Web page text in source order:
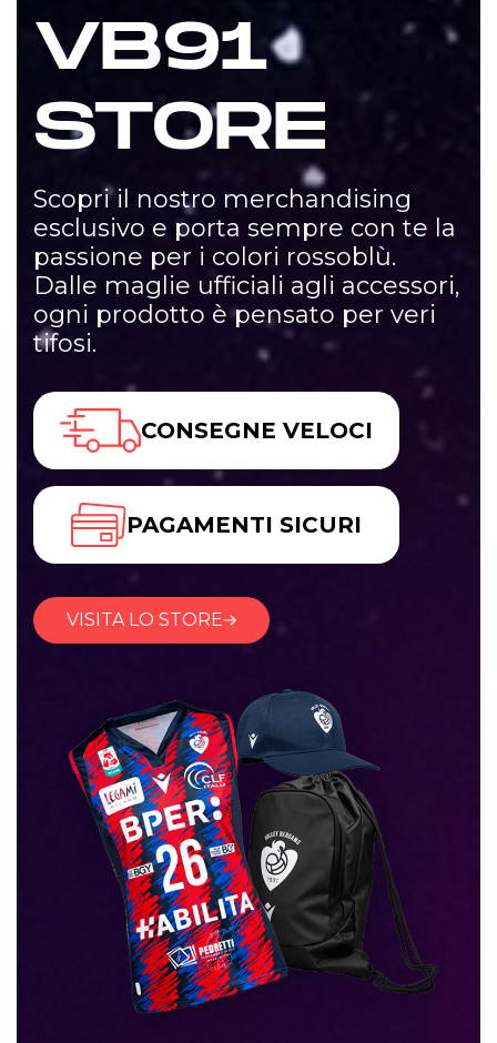
VB91
STORE
Scopri il nostro merchandising
esclusivo e porta sempre con te la
passione per i colori rossoblù.
Dalle maglie ufficiali agli accessori,
ogni prodotto è pensato per veri
tifosi.
CONSEGNE VELOCI
PAGAMENTI SICURI
VISITA LO STORE